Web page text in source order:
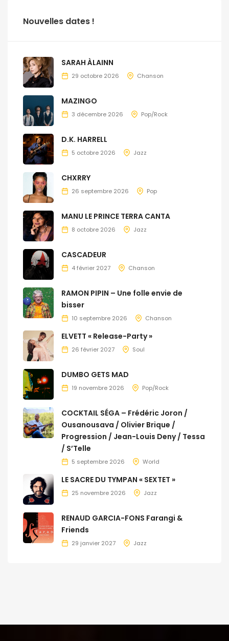
Nouvelles dates !
SARAH ÀLAINN
29 octobre 2026 Chanson
MAZINGO
3 décembre 2026 Pop/Rock
D.K. HARRELL
5 octobre 2026 Jazz
CHXRRY
26 septembre 2026 Pop
MANU LE PRINCE TERRA CANTA
8 octobre 2026 Jazz
CASCADEUR
4 février 2027 Chanson
RAMON PIPIN – Une folle envie de
bisser
10 septembre 2026 Chanson
ELVETT « Release-Party »
26 février 2027 Soul
DUMBO GETS MAD
19 novembre 2026 Pop/Rock
COCKTAIL SÉGA – Frédéric Joron /
Ousanousava / Olivier Brique /
Progression / Jean-Louis Deny / Tessa
/ S’Telle
5 septembre 2026 World
LE SACRE DU TYMPAN « SEXTET »
25 novembre 2026 Jazz
RENAUD GARCIA-FONS Farangi &
Friends
29 janvier 2027 Jazz